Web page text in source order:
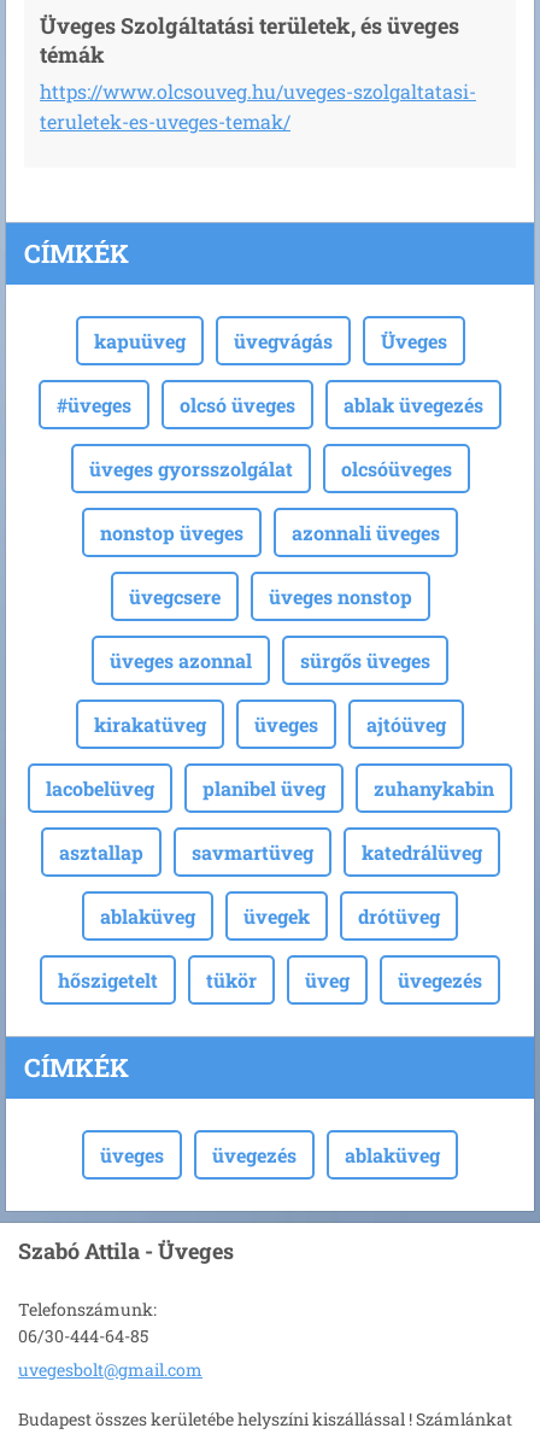
Üveges Szolgáltatási területek, és üveges
témák
https://www.olcsouveg.hu/uveges-szolgaltatasi-
teruletek-es-uveges-temak/
CÍMKÉK
kapuüveg üvegvágás Üveges
#üveges olcsó üveges ablak üvegezés
üveges gyorsszolgálat olcsóüveges
nonstop üveges azonnali üveges
üvegcsere üveges nonstop
üveges azonnal sürgős üveges
kirakatüveg üveges ajtóüveg
lacobelüveg planibel üveg zuhanykabin
asztallap savmartüveg katedrálüveg
ablaküveg üvegek drótüveg
hőszigetelt tükör üveg üvegezés
CÍMKÉK
üveges üvegezés ablaküveg
Szabó Attila - Üveges
Telefonszámunk:
06/30-444-64-85
uvegesbolt@gmail.com
Budapest összes kerületébe helyszíni kiszállással ! Számlánkat